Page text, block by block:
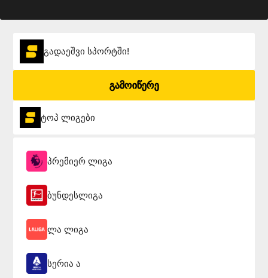
გადაეშვი სპორტში!
გამოიწერე
ტოპ ლიგები
პრემიერ ლიგა
ბუნდესლიგა
ლა ლიგა
სერია ა